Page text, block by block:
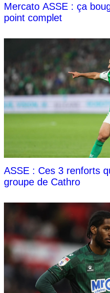
Mercato ASSE : ça
point complet
ASSE : Ces 3 renforts
groupe de Cathro